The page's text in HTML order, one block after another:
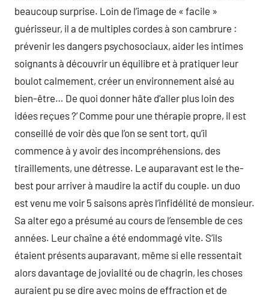
beaucoup surprise. Loin de l’image de « facile »
guérisseur, il a de multiples cordes à son cambrure :
prévenir les dangers psychosociaux, aider les intimes
soignants à découvrir un équilibre et à pratiquer leur
boulot calmement, créer un environnement aisé au
bien-être… De quoi donner hâte d’aller plus loin des
idées reçues ?’ Comme pour une thérapie propre, il est
conseillé de voir dès que l’on se sent tort, qu’il
commence à y avoir des incompréhensions, des
tiraillements, une détresse. Le auparavant est le the-
best pour arriver à maudire la actif du couple. un duo
est venu me voir 5 saisons après l’infidélité de monsieur.
Sa alter ego a présumé au cours de l’ensemble de ces
années. Leur chaîne a été endommagé vite. S’ils
étaient présents auparavant, même si elle ressentait
alors davantage de jovialité ou de chagrin, les choses
auraient pu se dire avec moins de effraction et de